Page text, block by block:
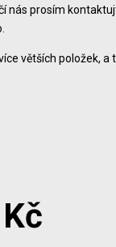
nás prosím
větších položek, a